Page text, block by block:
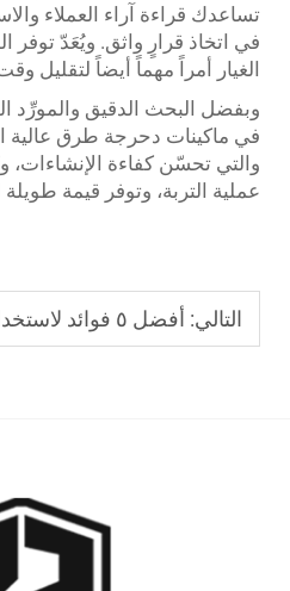
تساعدك قراءة آراء العملاء
في اتخاذ قرارٍ واثق. ويُعَدّ توفر
الغيار أمراً مهماً أيضاً لتقليل
وبفضل البحث الدقيق والمورِّد
في ماكينات دحرجة طرق عالية
والتي تحسّن كفاءة الإنشاءات،
عملية التربة، وتوفر قيمة
التالي: أفضل ٥ فوائد لاستخدام برج إضاءة محمول في أعمال البناء الليلية